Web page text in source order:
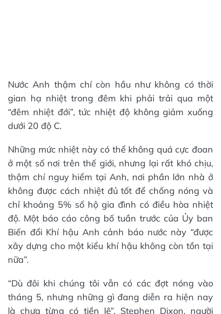
Nước Anh thậm chí còn hầu như không có thời
gian hạ nhiệt trong đêm khi phải trải qua một
“đêm nhiệt đới”, tức nhiệt độ không giảm xuống
dưới 20 độ C.
Những mức nhiệt này có thể không quá cực đoan
ở một số nơi trên thế giới, nhưng lại rất khó chịu,
thậm chí nguy hiểm tại Anh, nơi phần lớn nhà ở
không được cách nhiệt đủ tốt để chống nóng và
chỉ khoảng 5% số hộ gia đình có điều hòa nhiệt
độ. Một báo cáo công bố tuần trước của Ủy ban
Biến đổi Khí hậu Anh cảnh báo nước này “được
xây dựng cho một kiểu khí hậu không còn tồn tại
nữa”.
“Dù đôi khi chúng tôi vẫn có các đợt nóng vào
tháng 5, nhưng những gì đang diễn ra hiện nay
là chưa từng có tiền lệ”, Stephen Dixon, người